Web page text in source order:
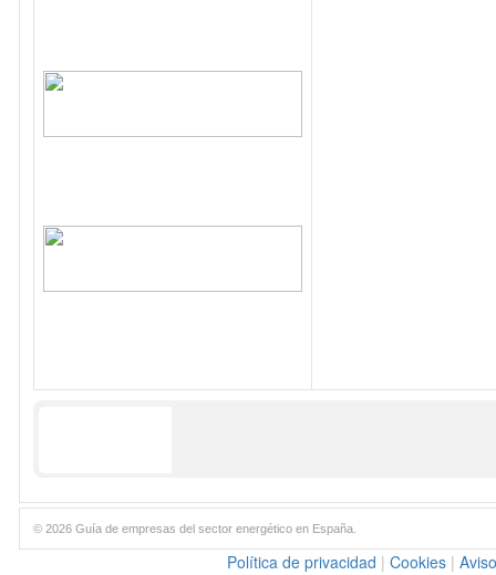
© 2026 Guía de empresas del sector energético en España.
Política de privacidad | Cookies |